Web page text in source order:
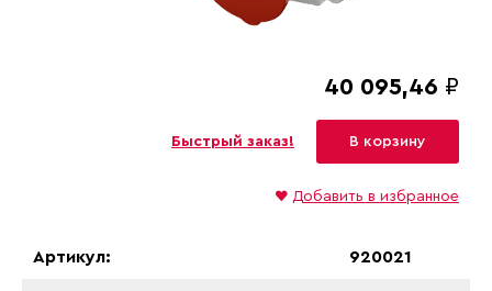
40 095,46 ₽
Быстрый заказ! В корзину
♥ Добавить в избранное
Артикул: 920021